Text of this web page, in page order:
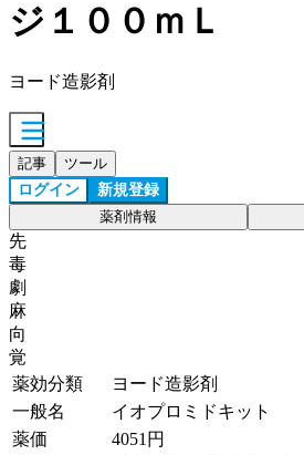
ジ１００ｍＬ
ヨード造影剤
記事 ツール
ログイン 新規登録
薬剤情報
先
毒
劇
麻
向
覚
薬効分類
ヨード造影剤
一般名
イオプロミドキット
薬価
4051 円